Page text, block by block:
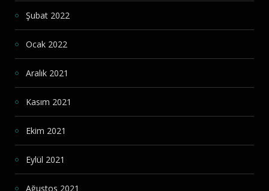
Şubat 2022
Ocak 2022
Aralık 2021
Kasım 2021
Ekim 2021
Eylül 2021
Ağustos 2021